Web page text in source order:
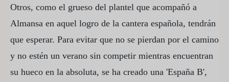
Otros, como el grueso del plantel que acompañó a
Almansa en aquel logro de la cantera española, tendrán
que esperar. Para evitar que no se pierdan por el camino
y no estén un verano sin competir mientras encuentran
su hueco en la absoluta, se ha creado una 'España B',